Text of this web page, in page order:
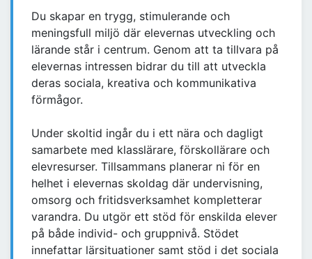
Du skapar en trygg, stimulerande och
meningsfull miljö där elevernas utveckling och
lärande står i centrum. Genom att ta tillvara på
elevernas intressen bidrar du till att utveckla
deras sociala, kreativa och kommunikativa
förmågor.
Under skoltid ingår du i ett nära och dagligt
samarbete med klasslärare, förskollärare och
elevresurser. Tillsammans planerar ni för en
helhet i elevernas skoldag där undervisning,
omsorg och fritidsverksamhet kompletterar
varandra. Du utgör ett stöd för enskilda elever
på både individ- och gruppnivå. Stödet
innefattar lärsituationer samt stöd i det sociala